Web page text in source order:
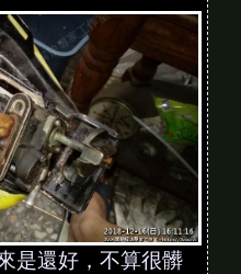
是還好，不算很髒